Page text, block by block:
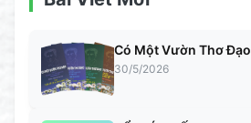
Có Một Vườn Thơ Đạo
30/5/2026